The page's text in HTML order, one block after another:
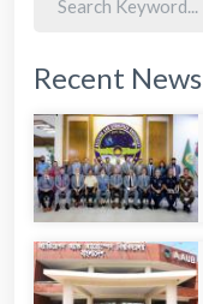
Recent News